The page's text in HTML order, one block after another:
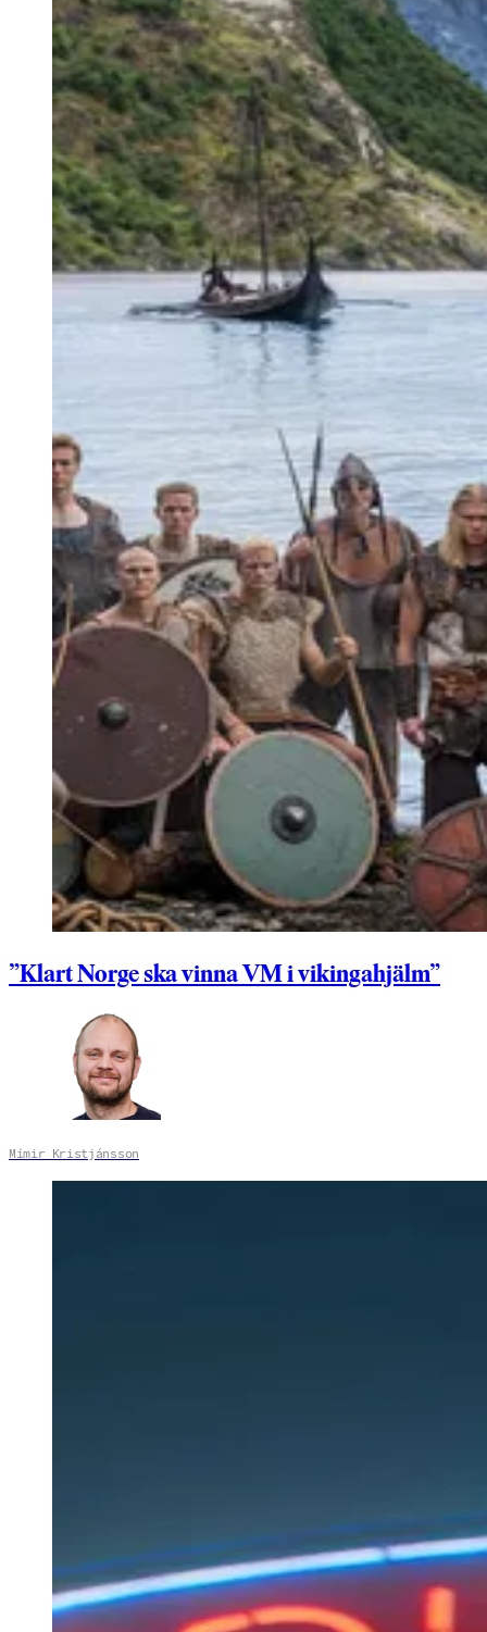
”Klart Norge ska vinna VM i vikingahjälm”
Mímir Kristjánsson